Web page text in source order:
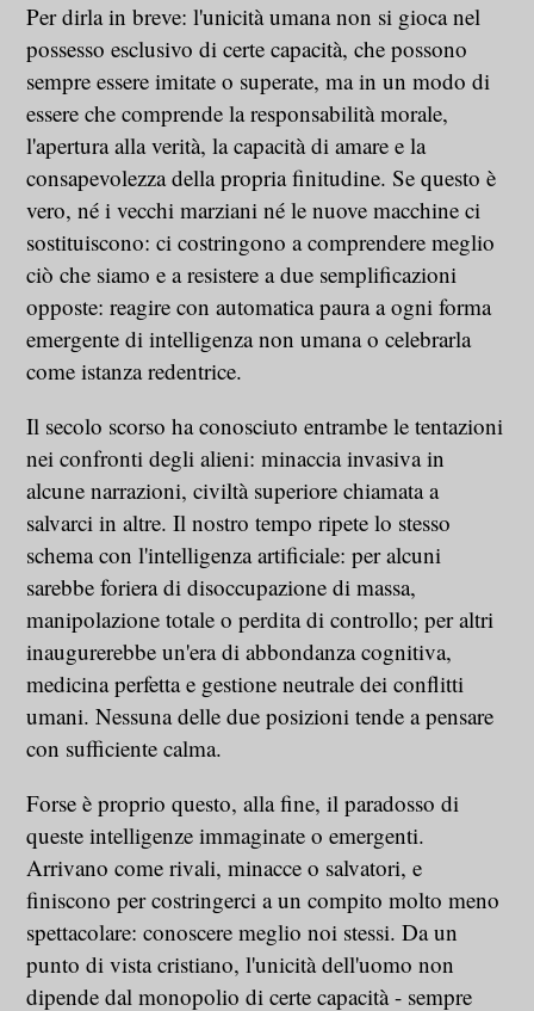
Per dirla in breve: l'unicità umana non si gioca nel
possesso esclusivo di certe capacità, che possono
sempre essere imitate o superate, ma in un modo di
essere che comprende la responsabilità morale,
l'apertura alla verità, la capacità di amare e la
consapevolezza della propria finitudine. Se questo è
vero, né i vecchi marziani né le nuove macchine ci
sostituiscono: ci costringono a comprendere meglio
ciò che siamo e a resistere a due semplificazioni
opposte: reagire con automatica paura a ogni forma
emergente di intelligenza non umana o celebrarla
come istanza redentrice.
Il secolo scorso ha conosciuto entrambe le tentazioni
nei confronti degli alieni: minaccia invasiva in
alcune narrazioni, civiltà superiore chiamata a
salvarci in altre. Il nostro tempo ripete lo stesso
schema con l'intelligenza artificiale: per alcuni
sarebbe foriera di disoccupazione di massa,
manipolazione totale o perdita di controllo; per altri
inaugurerebbe un'era di abbondanza cognitiva,
medicina perfetta e gestione neutrale dei conflitti
umani. Nessuna delle due posizioni tende a pensare
con sufficiente calma.
Forse è proprio questo, alla fine, il paradosso di
queste intelligenze immaginate o emergenti.
Arrivano come rivali, minacce o salvatori, e
finiscono per costringerci a un compito molto meno
spettacolare: conoscere meglio noi stessi. Da un
punto di vista cristiano, l'unicità dell'uomo non
dipende dal monopolio di certe capacità - sempre